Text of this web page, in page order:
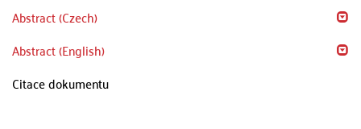
Abstract (Czech)
Abstract (English)
Citace dokumentu